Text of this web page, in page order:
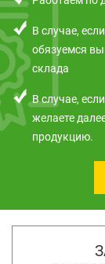
В случае,
обязуемся
склада
В случае,
желаете
продукцию.